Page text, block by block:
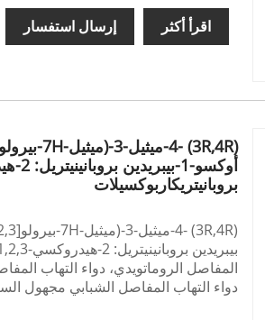
اقرأ أكثر إرسال استفسار
بروبانيتريكاربوكسيلات
المفاصل الروماتويدي، دواء التهاب
دواء التهاب المفاصل الشبابي مجهول